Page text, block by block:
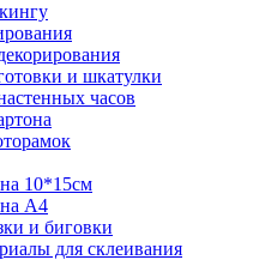
и шкатулки
часов
10*15см
А4
и биговки
для склеивания